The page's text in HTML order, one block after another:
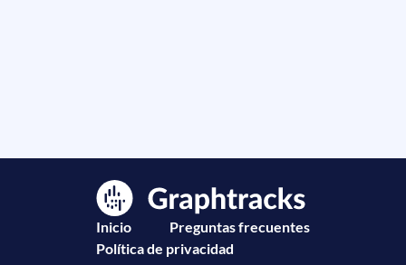
Inicio
Preguntas frecuentes
Política de privacidad